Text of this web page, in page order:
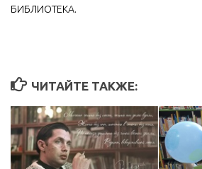
БИБЛИОТЕКА.
ЧИТАЙТЕ ТАКЖЕ: